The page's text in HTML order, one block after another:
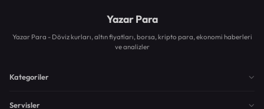
Yazar Para
Yazar Para - Döviz kurları, altın fiyatları, borsa, kripto para, ekonomi haberleri
ve analizler
Kategoriler
Servisler